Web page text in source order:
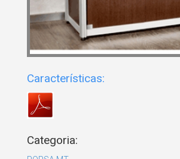
Características:
Categoria: